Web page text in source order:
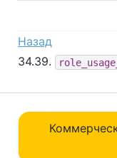
Назад
34.39.